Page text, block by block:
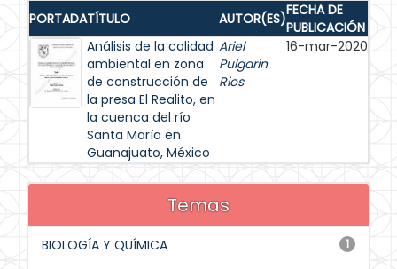
PORTADATÍTULO AUTOR(ES)FECHA DE
PUBLICACIÓN
Análisis de la calidad
ambiental en zona
de construcción de
la presa El Realito, en
la cuenca del río
Santa María en
Guanajuato, México
Ariel
Pulgarin
Rios
16-mar-2020
Temas
1
BIOLOGÍA Y QUÍMICA